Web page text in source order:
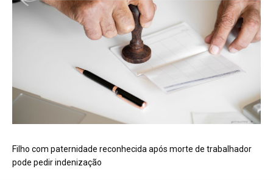
Filho com paternidade reconhecida após morte de trabalhador
pode pedir indenização